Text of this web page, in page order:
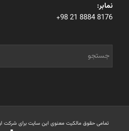
نمابر:
+98 21 8884 8176
تمامی حقوق مالکیت معنوی این ‌سایت برای شرکت